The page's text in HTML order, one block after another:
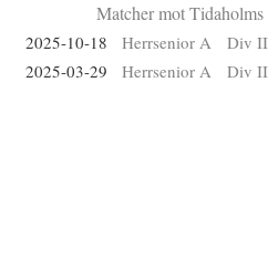
Matcher mot
2025-10-18 Herrsenior A Div II
2025-03-29
Herrsenior A Div II